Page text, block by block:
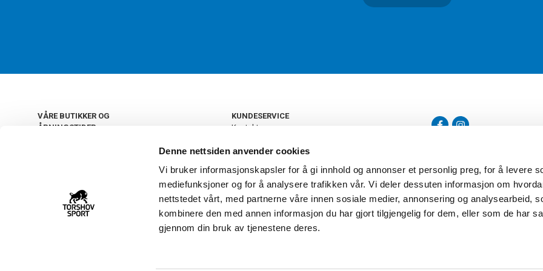
Denne nettsiden anvender cookies
Vi bruker informasjonskapsler for å gi innhold og annonser et personlig preg, for å levere
mediefunksjoner og for å analysere trafikken vår. Vi deler dessuten informasjon om
nettstedet vårt, med partnerne våre innen sosiale medier, annonsering og analysearbeid,
kombinere den med annen informasjon du har gjort tilgjengelig for dem, eller som de har
gjennom din bruk av tjenestene deres.
VÅRE BUTIKKER OG
ÅPNINGSTIDER
22 09 20 20
KUNDESERVICE
Kontakt oss
Retur og bytte
Personvern
Frakt og levering
Ledige stillinger
FAQ - Ofte stilte spørsmål
Åpenhetsloven
Torshov Sport har over 90 års
klubbhandel. Torshov Sport har
Drammen, Sandvika Storsenter